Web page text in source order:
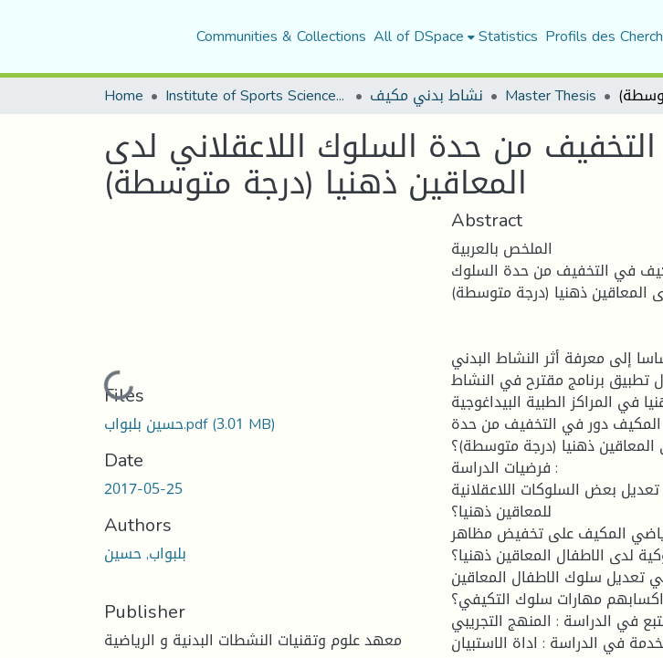
Communities & Collections All of DSpace Statistics Profils des
Home Institute of Sports Sciences and Techniques نشاط بدني مكيف Master Thesis
من حدة السلوك اللاعقلاني لدى
المعاقين ذهنيا (درجة متوسطة)
Loading...
Files
حسين بلبواب.pdf(3.01 MB)
Date
2017-05-25
Authors
بلبواب, حسين
Publisher
معهد علوم وتقنيات النشطات البدنية و الرياضية
Abstract
الملخص بالعربية
في التخفيف من حدة السلوك
المعاقين ذهنيا (درجة متوسطة)
إلى معرفة أثر النشاط البدني
برنامج مقترح في النشاط
في المراكز الطبية البيداغوجية
المكيف دور في التخفيف من حدة
المعاقين ذهنيا (درجة متوسطة)؟
فرضيات الدراسة :
بعض السلوكات اللاعقلانية
للمعاقين ذهنيا؟
المكيف على تخفيض مظاهر
لدى الاطفال المعاقين ذهنيا؟
سلوك الاطفال المعاقين
مهارات سلوك التكيفي؟
في الدراسة : المنهج التجريبي.
في الدراسة : اداة الاستبيان .